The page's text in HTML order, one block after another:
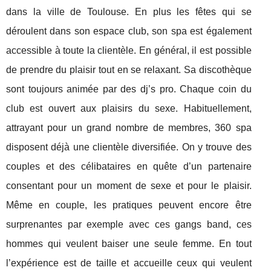
dans la ville de Toulouse. En plus les fêtes qui se
déroulent dans son espace club, son spa est également
accessible à toute la clientèle. En général, il est possible
de prendre du plaisir tout en se relaxant. Sa discothèque
sont toujours animée par des dj’s pro. Chaque coin du
club est ouvert aux plaisirs du sexe. Habituellement,
attrayant pour un grand nombre de membres, 360 spa
disposent déjà une clientèle diversifiée. On y trouve des
couples et des célibataires en quête d’un partenaire
consentant pour un moment de sexe et pour le plaisir.
Même en couple, les pratiques peuvent encore être
surprenantes par exemple avec ces gangs band, ces
hommes qui veulent baiser une seule femme. En tout
l’expérience est de taille et accueille ceux qui veulent